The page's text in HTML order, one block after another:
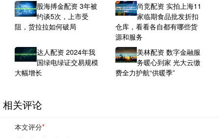
股海搏金配资 3年被
约谈5次，上市受
阻，货拉拉如何破局
尚竞配资 实拍上海11
家临期食品批发折扣
仓库，看看各自都有哪些货
源和服务
达人配资 2024年我
国绿电绿证交易规模
大幅增长
美林配资 数字金融服
务暖心到家 光大云缴
费全力护航“供暖季”
相关评论
本文评分*